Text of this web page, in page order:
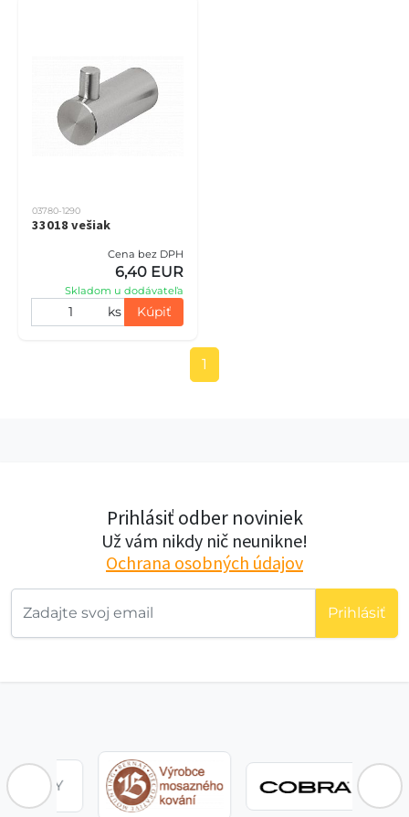
03780-1290
33018 vešiak
Cena bez DPH
6,40 EUR
Skladom u dodávateľa
ks Kúpiť
1
Prihlásiť odber noviniek
Už vám nikdy nič neunikne!
Ochrana osobných údajov
Prihlásiť